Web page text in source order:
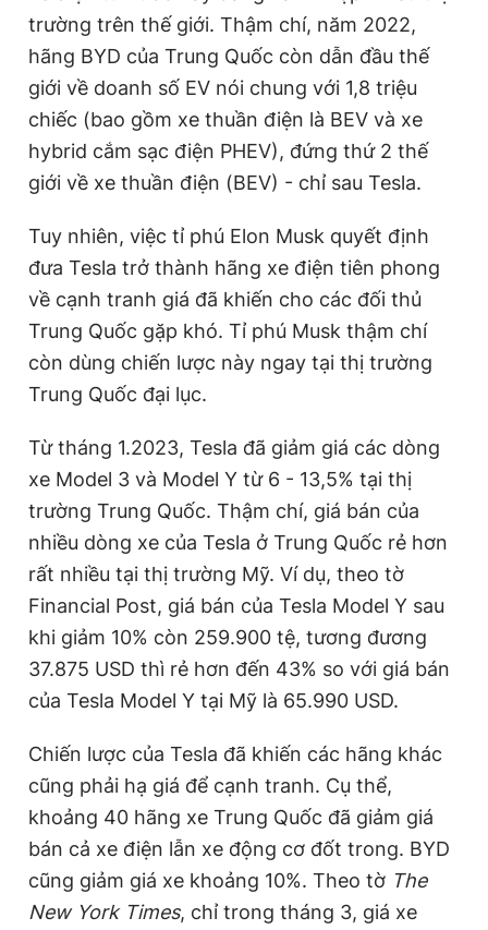
trường trên thế giới. Thậm chí, năm 2022,
hãng BYD của Trung Quốc còn dẫn đầu thế
giới về doanh số EV nói chung với 1,8 triệu
chiếc (bao gồm xe thuần điện là BEV và xe
hybrid cắm sạc điện PHEV), đứng thứ 2 thế
giới về xe thuần điện (BEV) - chỉ sau Tesla.
Tuy nhiên, việc tỉ phú Elon Musk quyết định
đưa Tesla trở thành hãng xe điện tiên phong
về cạnh tranh giá đã khiến cho các đối thủ
Trung Quốc gặp khó. Tỉ phú Musk thậm chí
còn dùng chiến lược này ngay tại thị trường
Trung Quốc đại lục.
Từ tháng 1.2023, Tesla đã giảm giá các dòng
xe Model 3 và Model Y từ 6 - 13,5% tại thị
trường Trung Quốc. Thậm chí, giá bán của
nhiều dòng xe của Tesla ở Trung Quốc rẻ hơn
rất nhiều tại thị trường Mỹ. Ví dụ, theo tờ
Financial Post, giá bán của Tesla Model Y sau
khi giảm 10% còn 259.900 tệ, tương đương
37.875 USD thì rẻ hơn đến 43% so với giá bán
của Tesla Model Y tại Mỹ là 65.990 USD.
Chiến lược của Tesla đã khiến các hãng khác
cũng phải hạ giá để cạnh tranh. Cụ thể,
khoảng 40 hãng xe Trung Quốc đã giảm giá
bán cả xe điện lẫn xe động cơ đốt trong. BYD
cũng giảm giá xe khoảng 10%. Theo tờ The
New York Times, chỉ trong tháng 3, giá xe